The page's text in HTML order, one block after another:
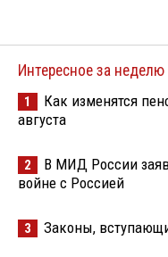
Интересное за неделю
1
Как изменятся
августа
2
В МИД России
войне с Россией
3 Законы,